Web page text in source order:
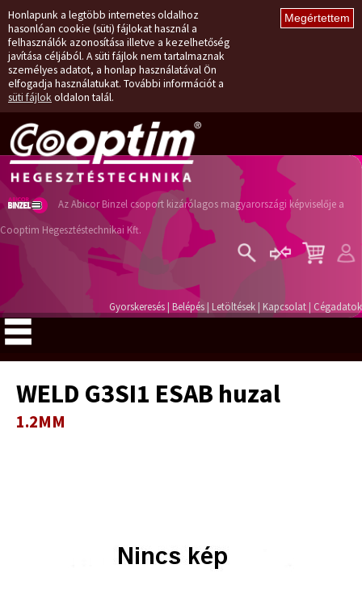
Honlapunk a legtöbb internetes oldalhoz
hasonlóan cookie (süti) fájlokat használ a
felhasználók azonosítása illetve a kezelhetőség
javítása céljából. A süti fájlok nem tartalmaznak
személyes adatot, a honlap használatával Ön
elfogadja használatukat. További információt a
süti fájlok oldalon talál.
Az Abicor Binzel csoport kizárólagos magyarországi képviselője a
Cooptim Hegesztéstechnikai Kft.
Regisztráció
Gyorskeresés| Belépés| Letöltések | Kapcsolat | Cégadatok
WELD G3SI1 ESAB huzal
1.2MM